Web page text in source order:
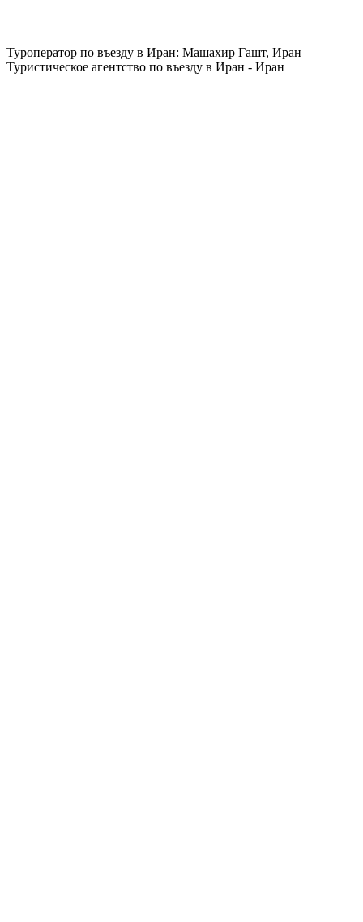
Туроператор по въезду в Иран: Машахир Гашт, Иран
Туристическое агентство по въезду в Иран - Иран